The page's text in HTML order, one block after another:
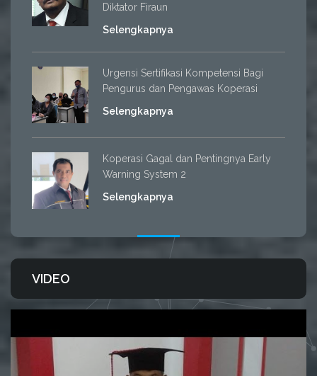
Diktator Firaun
Selengkapnya
Urgensi Sertifikasi Kompetensi Bagi
Pengurus dan Pengawas Koperasi
Selengkapnya
Koperasi Gagal dan Pentingnya Early
Warning System 2
Selengkapnya
VIDEO